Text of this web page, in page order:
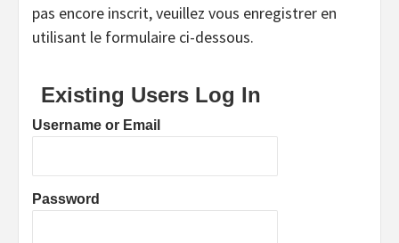
pas encore inscrit, veuillez vous enregistrer en
utilisant le formulaire ci-dessous.
Existing Users Log In
Username or Email
Password